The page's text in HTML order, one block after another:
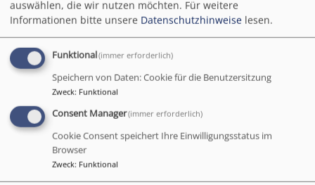
ein paar brauchbare
Töne entlocken
Vielleicht sind auch die
Finger einfach nur ein
und könnten etwas
Anleitung vertragen?!
Dafür gibt es ab dem 4.12. einen "Gitarrenkurs für
auswählen, die wir nutzen möchten. Für weitere
Informationen bitte unsere Datenschutzhinweise lesen.
Funktional(immer erforderlich)
Speichern von Daten: Cookie für die Benutzersitzung
Zweck: Funktional
Consent Manager(immer erforderlich)
Cookie Consent speichert Ihre Einwilligungsstatus im
Browser
Zweck: Funktional